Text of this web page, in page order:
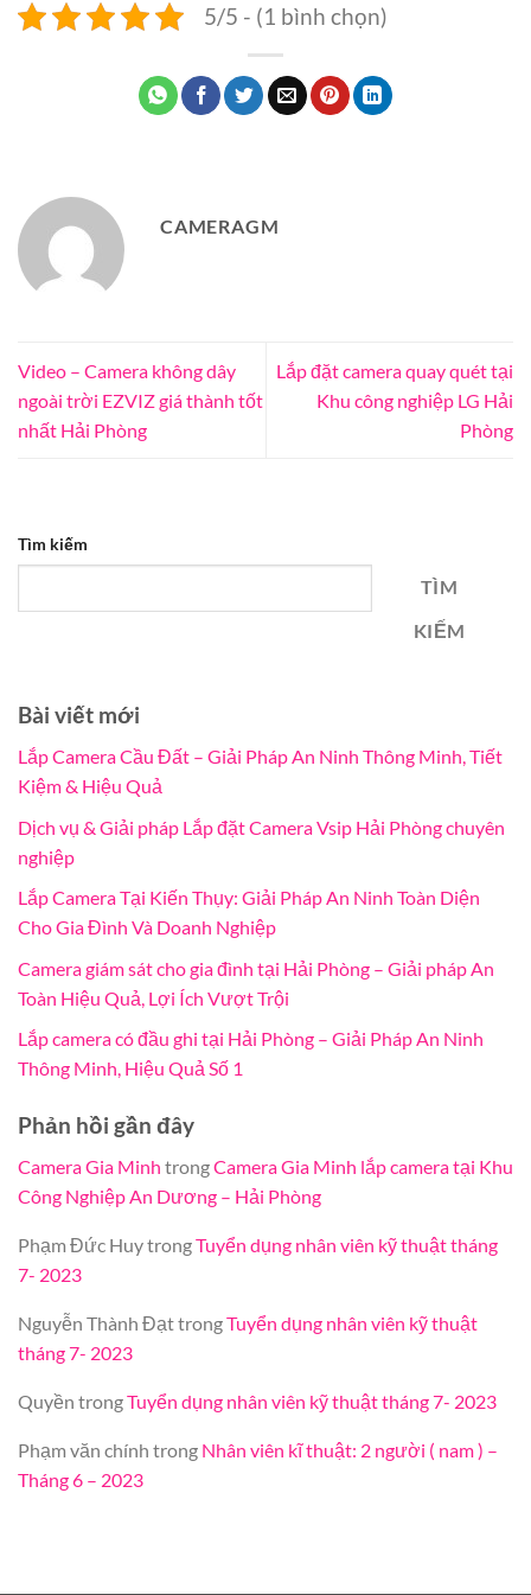
5/5 - (1 bình chọn)
CAMERAGM
Video – Camera không dây
ngoài trời EZVIZ giá thành tốt
nhất Hải Phòng
Lắp đặt camera quay quét tại
Khu công nghiệp LG Hải
Phòng
Tìm kiếm
TÌM
KIẾM
Bài viết mới
Lắp Camera Cầu Đất – Giải Pháp An Ninh Thông Minh, Tiết
Kiệm & Hiệu Quả
Dịch vụ & Giải pháp Lắp đặt Camera Vsip Hải Phòng chuyên
nghiệp
Lắp Camera Tại Kiến Thụy: Giải Pháp An Ninh Toàn Diện
Cho Gia Đình Và Doanh Nghiệp
Camera giám sát cho gia đình tại Hải Phòng – Giải pháp An
Toàn Hiệu Quả, Lợi Ích Vượt Trội
Lắp camera có đầu ghi tại Hải Phòng – Giải Pháp An Ninh
Thông Minh, Hiệu Quả Số 1
Phản hồi gần đây
Camera Gia Minh trongCamera Gia Minh lắp camera tại Khu
Công Nghiệp An Dương – Hải Phòng
Phạm Đức HuytrongTuyển dụng nhân viên kỹ thuật tháng
7- 2023
Nguyễn Thành ĐạttrongTuyển dụng nhân viên kỹ thuật
tháng 7- 2023
Quyền trongTuyển dụng nhân viên kỹ thuật tháng 7- 2023
Phạm văn chính trong Nhân viên kĩ thuật: 2 người ( nam ) –
Tháng 6 – 2023